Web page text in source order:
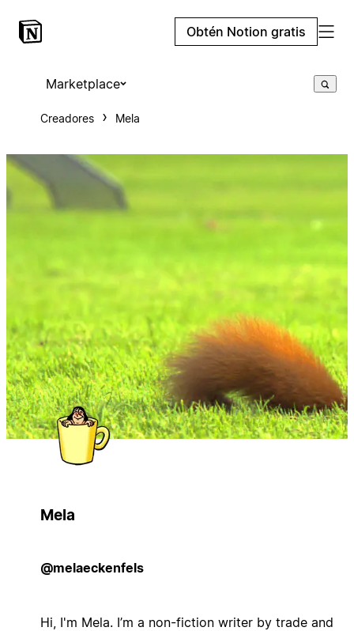
Obtén Notion gratis
Marketplace
Creadores Mela
Mela
@melaeckenfels
Hi, I'm Mela. I’m a non-fiction writer by trade and